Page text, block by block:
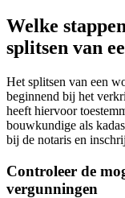
Welke
splitsen van
Het splitsen van een
beginnend bij het
heeft hiervoor
bouwkundige als
bij de notaris en
Controleer de
vergunningen